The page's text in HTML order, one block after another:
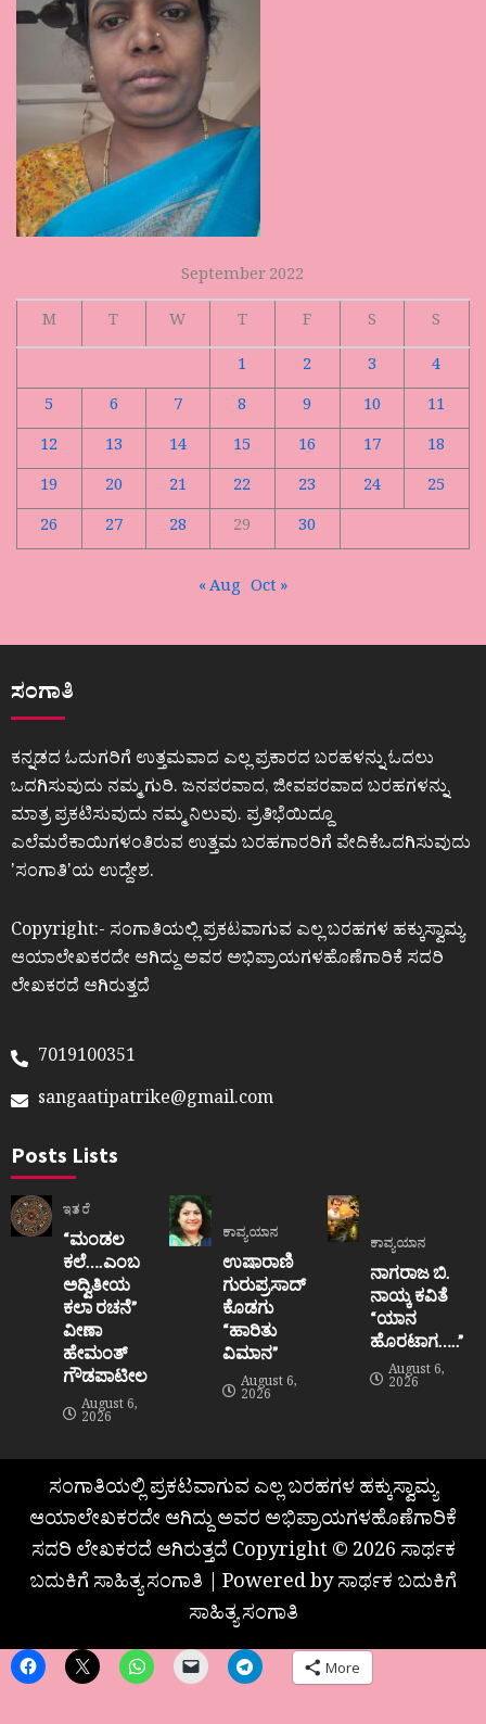
September 2022
M
T W T F S
S
1
2 3
4
5
6 7 8 9 10
11
12
13 14 15 16 17
18
19
20 21 22 23 24
25
26
27 28 29 30
« Aug Oct »
ಸಂಗಾತಿ
ಕನ್ನಡದ ಓದುಗರಿಗೆ ಉತ್ತಮವಾದ ಎಲ್ಲ ಪ್ರಕಾರದ ಬರಹಳನ್ನು ಓದಲು
ಒದಗಿಸುವುದು ನಮ್ಮ ಗುರಿ. ಜನಪರವಾದ, ಜೀವಪರವಾದ ಬರಹಗಳನ್ನು
ಮಾತ್ರ ಪ್ರಕಟಿಸುವುದು ನಮ್ಮ ನಿಲುವು. ಪ್ರತಿಭೆಯಿದ್ದೂ
ಎಲೆಮರೆಕಾಯಿಗಳಂತಿರುವ ಉತ್ತಮ ಬರಹಗಾರರಿಗೆ ವೇದಿಕೆಒದಗಿಸುವುದು
ʼಸಂಗಾತಿʼಯ ಉದ್ದೇಶ.
Copyright:- ಸಂಗಾತಿಯಲ್ಲಿ ಪ್ರಕಟವಾಗುವ ಎಲ್ಲ ಬರಹಗಳ ಹಕ್ಕುಸ್ವಾಮ್ಯ
ಆಯಾಲೇಖಕರದೇ ಆಗಿದ್ದು ಅವರ ಅಭಿಪ್ರಾಯಗಳಹೊಣೆಗಾರಿಕೆ ಸದರಿ
ಲೇಖಕರದೆ ಆಗಿರುತ್ತದೆ
7019100351
sangaatipatrike@gmail.com
Posts Lists
ಇತರೆ
“ಮಂಡಲ
ಕಲೆ….ಎಂಬ
ಅದ್ವಿತೀಯ
ಕಲಾ ರಚನೆ”‌
ವೀಣಾ
ಹೇಮಂತ್‌
ಗೌಡಪಾಟೀಲ
August 6,
2026
ಕಾವ್ಯಯಾನ
ಉಷಾರಾಣಿ
ಗುರುಪ್ರಸಾದ್
ಕೊಡಗು
“ಹಾರಿತು
ವಿಮಾನ”
August 6,
2026
ಕಾವ್ಯಯಾನ
ನಾಗರಾಜ ಬಿ.
ನಾಯ್ಕ ಕವಿತೆ
“ಯಾನ
ಹೊರಟಾಗ…..”
August 6,
2026
ಸಂಗಾತಿಯಲ್ಲಿ ಪ್ರಕಟವಾಗುವ ಎಲ್ಲ ಬರಹಗಳ ಹಕ್ಕುಸ್ವಾಮ್ಯ
ಆಯಾಲೇಖಕರದೇ ಆಗಿದ್ದು ಅವರ ಅಭಿಪ್ರಾಯಗಳಹೊಣೆಗಾರಿಕೆ
ಸದರಿ ಲೇಖಕರದೆ ಆಗಿರುತ್ತದೆ Copyright © 2026 ಸಾರ್ಥಕ
ಬದುಕಿಗೆ ಸಾಹಿತ್ಯ ಸಂಗಾತಿ | Powered by ಸಾರ್ಥಕ ಬದುಕಿಗೆ
ಸಾಹಿತ್ಯ ಸಂಗಾತಿ
More